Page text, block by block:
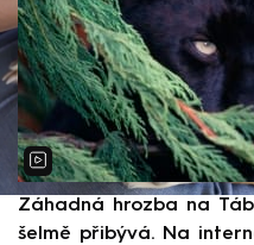
Záhadná hrozba na
šelmě přibývá. Na